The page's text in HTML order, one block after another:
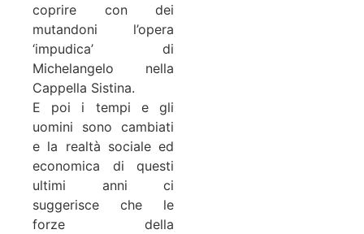
coprire con dei
mutandoni l’opera
‘impudica’ di
Michelangelo nella
Cappella Sistina.
E poi i tempi e gli
uomini sono cambiati
e la realtà sociale ed
economica di questi
ultimi anni ci
suggerisce che le
forze della